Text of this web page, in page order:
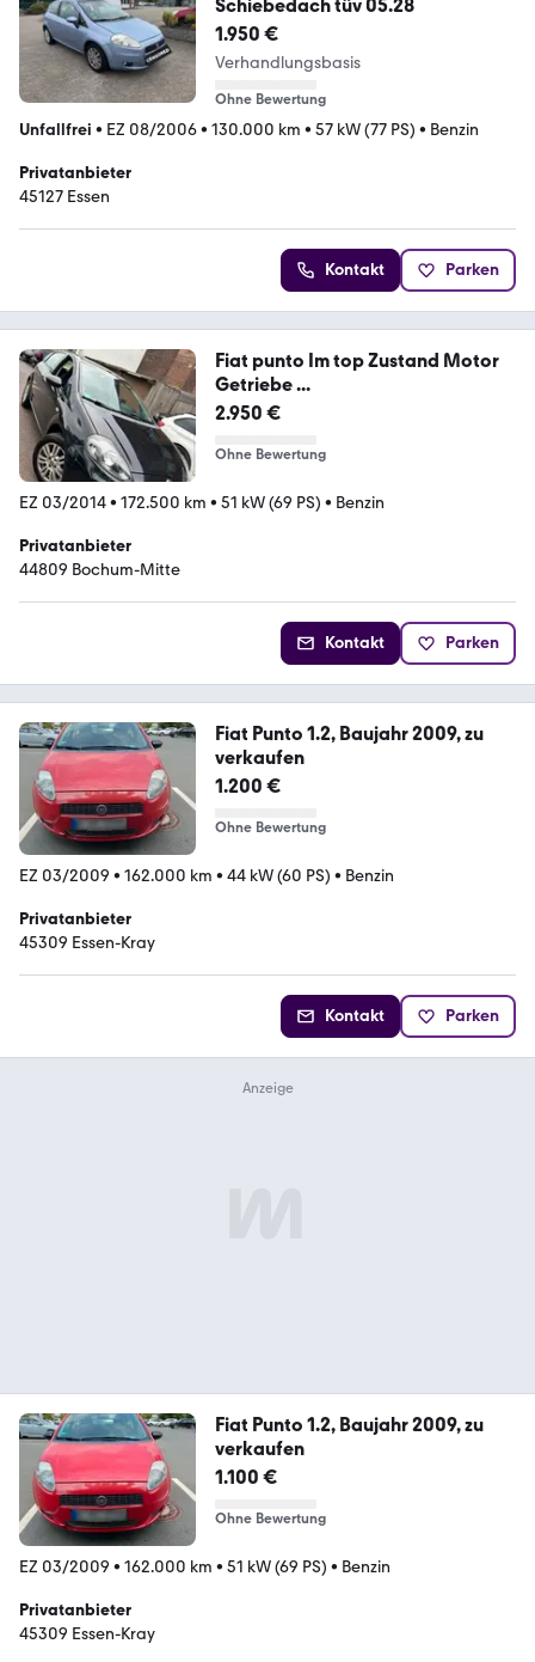
Schiebedach tüv 05.28
1.950 €
Verhandlungsbasis
Ohne Bewertung
Unfallfrei • EZ 08/2006• 130.000 km • 57 kW (77 PS) • Benzin
Privatanbieter
45127 Essen
Kontakt Parken
Fiat punto Im top Zustand Motor
Getriebe ...
2.950 €
Ohne Bewertung
EZ 03/2014• 172.500 km • 51 kW (69 PS) • Benzin
Privatanbieter
44809 Bochum-Mitte
Kontakt Parken
Fiat Punto 1.2, Baujahr 2009, zu
verkaufen
1.200 €
Ohne Bewertung
EZ 03/2009 • 162.000 km • 44 kW (60 PS) • Benzin
Privatanbieter
45309 Essen-Kray
Kontakt Parken
Fiat Punto 1.2, Baujahr 2009, zu
verkaufen
1.100 €
Ohne Bewertung
EZ 03/2009 • 162.000 km • 51 kW (69 PS) • Benzin
Privatanbieter
45309 Essen-Kray